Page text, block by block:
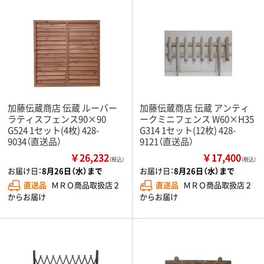
加藤伝蔵商店 伝蔵 ルーバー
ラティスフェンス90×90
G524 1セット(4枚) 428-
9034（直送品）
￥26,232（税込）
お届け日：8月26日（水）まで
直送品 ＭＲＯ商品取扱店２
からお届け
加藤伝蔵商店 伝蔵 アンティ
ークミニフェンス W60×H35
G314 1セット(12枚) 428-
9121（直送品）
￥17,400（税込）
お届け日：8月26日（水）まで
直送品 ＭＲＯ商品取扱店２
からお届け